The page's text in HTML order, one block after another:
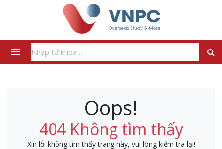
Oops!
404 Không tìm thấy
Xin lỗi không tìm thấy trang này, vui lòng kiểm tra lại!